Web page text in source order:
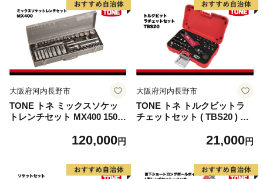
大阪府河内長野市
TONE トネ ミックスソケッ
トレンチセット MX400 1500
動車 バイク DIY メンテナン
120,000円
大阪府河内長野市
TONE トネ トルクビットラ
チェットセット ( TBS20 ) 15
自動車 バイク DIY メンテナ
21,000円